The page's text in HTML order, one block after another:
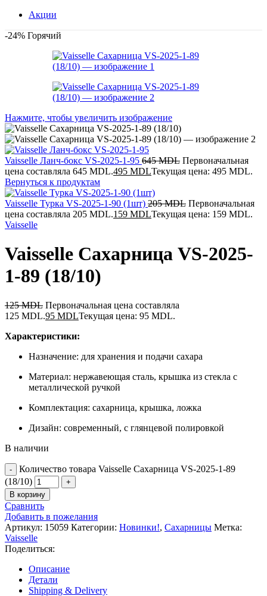
Акции
-24% Горячий
Нажмите, чтобы увеличить изображение
Vaisselle Ланч-бокс VS-2025-1-95 645MDL Первоначальная
цена составляла 645 MDL.495 MDLТекущая цена: 495 MDL.
Вернуться к продуктам
Vaisselle Турка VS-2025-1-90 (1шт) 205MDL Первоначальная
цена составляла 205 MDL.159 MDLТекущая цена: 159 MDL.
Vaisselle
Vaisselle Сахарница VS-2025-
1-89 (18/10)
125MDL Первоначальная цена составляла
125 MDL.95 MDLТекущая цена: 95 MDL.
Характеристики:
Назначение: для хранения и подачи сахара
Материал: нержавеющая сталь, крышка из стекла с
металлической ручкой
Комплектация: сахарница, крышка, ложка
Дизайн: современный, с глянцевой полировкой
В наличии
Количество товара Vaisselle Сахарница VS-2025-1-89
(18/10)
В корзину
Сравнить
Добавить в пожелания
Артикул: 15059 Категории: Новинки!, Сахарницы Метка:
Vaisselle
Поделиться:
Описание
Детали
Shipping & Delivery